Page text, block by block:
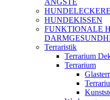
ÄNGSTE
HUNDEKISSEN
FUNKTIONALE
Terraristik
Terrarium
Terrarium